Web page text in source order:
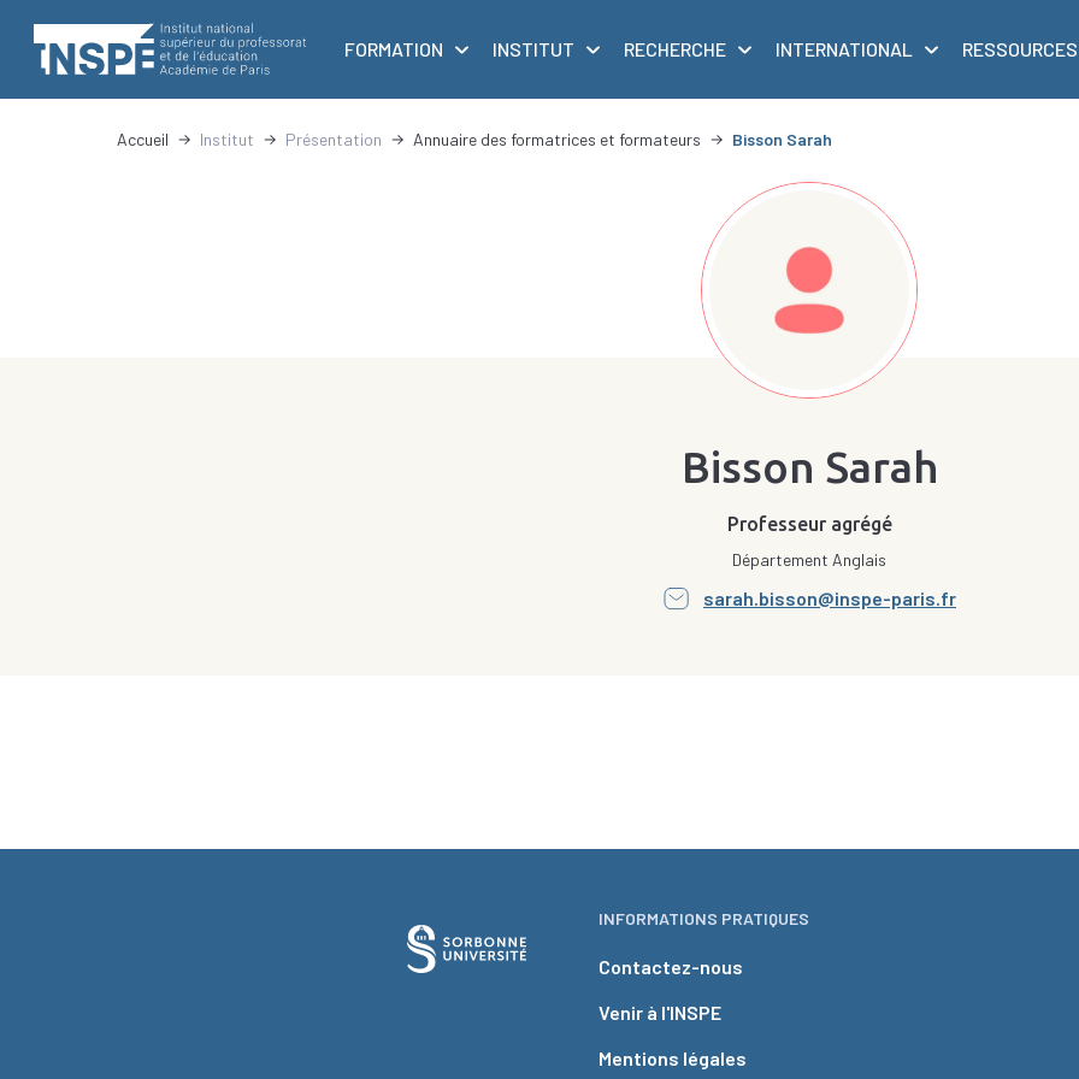
contenu
principal
principale
FORMATION
INSTITUT RECHERCHE INTERNATIONAL RESSOURCES
Accueil Institut Présentation Annuaire des formatrices et formateurs Bisson Sarah
Bisson Sarah
Professeur agrégé
Département Anglais
sarah.bisson@inspe-paris.fr
INFORMATIONS PRATIQUES
Contactez-nous
Venir à l'INSPE
Mentions légales